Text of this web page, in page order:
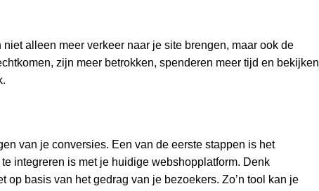
alleen meer verkeer naar je site brengen, maar ook de
zijn meer betrokken, spenderen meer tijd en bekijken
van je conversies. Een van de eerste stappen is het
integreren is met je huidige webshopplatform. Denk
basis van het gedrag van je bezoekers. Zo’n tool kan je